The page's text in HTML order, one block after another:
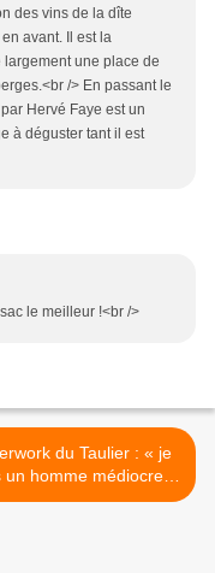
des vins de la dîte
avant. Il est la
une place de
/> En passant le
Hervé Faye est un
à déguster tant il est
le meilleur !<br />
du Taulier : « je
un homme médiocre »
le contraire des Copé,